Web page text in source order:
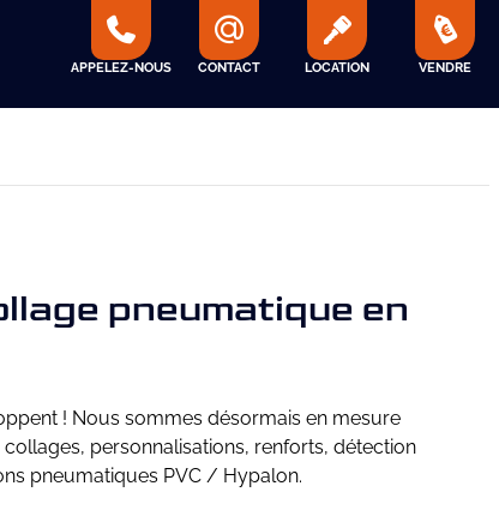
APPELEZ-NOUS CONTACT LOCATION VENDRE
pneumatique en
! Nous sommes désormais en mesure
personnalisations, renforts, détection
pneumatiques PVC / Hypalon.